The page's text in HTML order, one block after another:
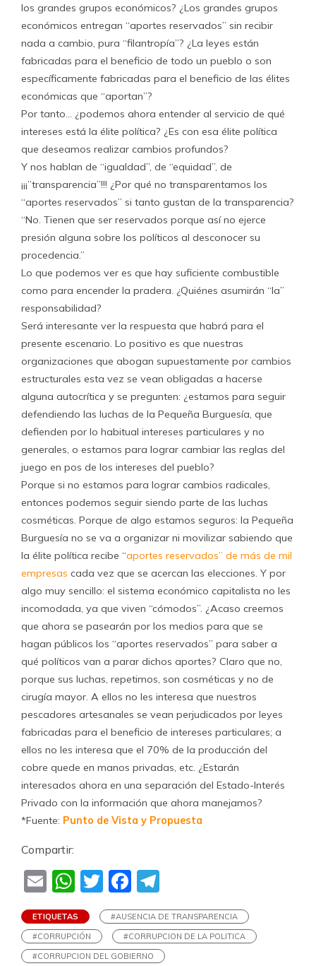
los grandes grupos económicos? ¿Los grandes grupos
económicos entregan “aportes reservados” sin recibir
nada a cambio, pura “filantropía”? ¿La leyes están
fabricadas para el beneficio de todo un pueblo o son
específicamente fabricadas para el beneficio de las élites
económicas que “aportan”?
Por tanto… ¿podemos ahora entender al servicio de qué
intereses está la élite política? ¿Es con esa élite política
que deseamos realizar cambios profundos?
Y nos hablan de “igualdad”, de “equidad”, de
¡¡¡”transparencia”!!! ¿Por qué no transparentamos los
“aportes reservados” si tanto gustan de la transparencia?
“No. Tienen que ser reservados porque así no ejerce
presión alguna sobre los políticos al desconocer su
procedencia.”
Lo que podemos ver es que hay suficiente combustible
como para encender la pradera. ¿Quiénes asumirán “la”
responsabilidad?
Será interesante ver la respuesta que habrá para el
presente escenario. Lo positivo es que nuestras
organizaciones que abogan supuestamente por cambios
estructurales esta vez se vean obligadas a hacerse
alguna autocrítica y se pregunten: ¿estamos para seguir
defendiendo las luchas de la Pequeña Burguesía, que
defienden por lo habitual intereses particulares y no
generales, o estamos para lograr cambiar las reglas del
juego en pos de los intereses del pueblo?
Porque si no estamos para lograr cambios radicales,
entonces podemos seguir siendo parte de las luchas
cosméticas. Porque de algo estamos seguros: la Pequeña
Burguesía no se va a organizar ni movilizar sabiendo que
la élite política recibe “aportes reservados” de más de mil
empresas cada vez que se acercan las elecciones. Y por
algo muy sencillo: el sistema económico capitalista no les
incomodada, ya que viven “cómodos”. ¿Acaso creemos
que ahora se pasearán por los medios para que se
hagan públicos los “aportes reservados” para saber a
qué políticos van a parar dichos aportes? Claro que no,
porque sus luchas, repetimos, son cosméticas y no de
cirugía mayor. A ellos no les interesa que nuestros
pescadores artesanales se vean perjudicados por leyes
fabricadas para el beneficio de intereses particulares; a
ellos no les interesa que el 70% de la producción del
cobre quede en manos privadas, etc. ¿Estarán
interesados ahora en una separación del Estado-Interés
Privado con la información que ahora manejamos?
*Fuente: Punto de Vista y Propuesta
Compartir:
EmailWhatsApp
TwitterFacebook
ETIQUETAS
#AUSENCIA DE TRANSPARENCIA
#CORRUPCIÓN
#CORRUPCION DE LA POLITICA
#CORRUPCION DEL GOBIERNO